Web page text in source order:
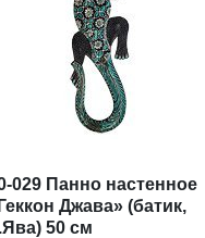
029 Панно настенное
Джава» (батик,
50 см